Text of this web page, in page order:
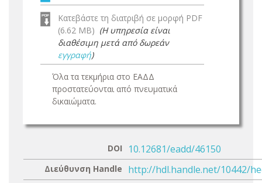
Κατεβάστε τη διατριβή σε μορφή PDF
(6.62 MB) (Η υπηρεσία είναι
διαθέσιμη μετά από δωρεάν
εγγραφή)
Όλα τα τεκμήρια στο ΕΑΔΔ
προστατεύονται από πνευματικά
δικαιώματα.
DOI 10.12681/eadd/46150
Διεύθυνση Handle http://hdl.handle.net/10442/